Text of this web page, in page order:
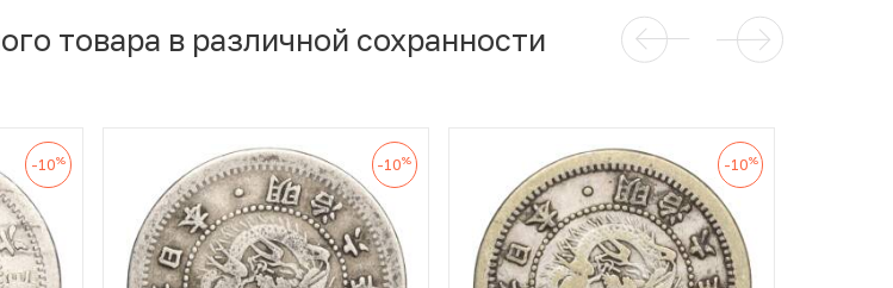
товара в различной сохранности
-10% -10% -10%